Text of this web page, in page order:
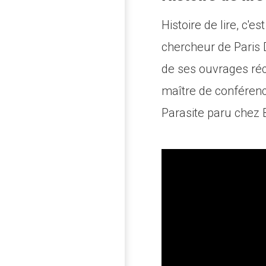
Histoire de lire,
chercheur de Paris
de ses ouvrages
maître de
Parasite paru chez